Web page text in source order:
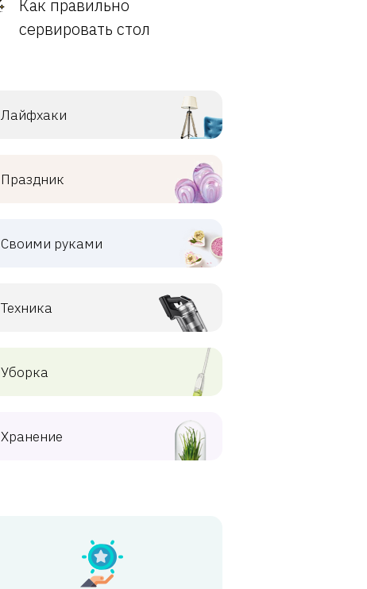
Как правильно
сервировать стол
Лайфхаки
Праздник
Своими руками
Техника
Уборка
Хранение